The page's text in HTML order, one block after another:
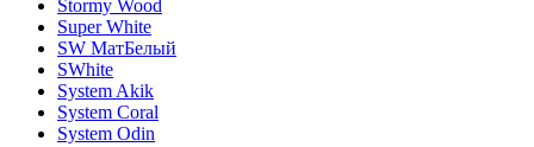
Stormy Wood
Super White
SW МатБелый
SWhite
System Akik
System Coral
System Odin